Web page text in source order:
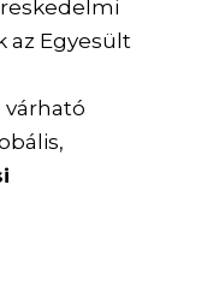
az Egyesült